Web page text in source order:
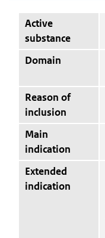
Active
substance
Domain
Reason of
inclusion
Main
indication
Extended
indication